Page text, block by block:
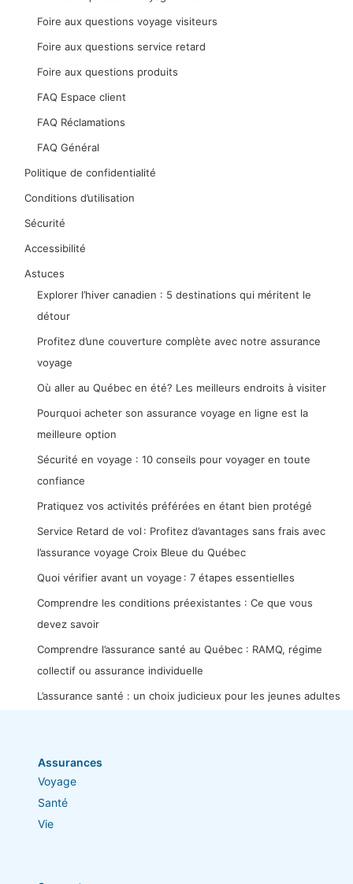
Foire aux questions voyage visiteurs
Foire aux questions service retard
Foire aux questions produits
FAQ Espace client
FAQ Réclamations
FAQ Général
Politique de confidentialité
Conditions d’utilisation
Sécurité
Accessibilité
Astuces
Explorer l’hiver canadien : 5 destinations qui méritent le
détour
Profitez d’une couverture complète avec notre assurance
voyage
Où aller au Québec en été? Les meilleurs endroits à visiter
Pourquoi acheter son assurance voyage en ligne est la
meilleure option
Sécurité en voyage : 10 conseils pour voyager en toute
confiance
Pratiquez vos activités préférées en étant bien protégé
Service Retard de vol : Profitez d’avantages sans frais avec
l’assurance voyage Croix Bleue du Québec
Quoi vérifier avant un voyage : 7 étapes essentielles
Comprendre les conditions préexistantes : Ce que vous
devez savoir
Comprendre l’assurance santé au Québec : RAMQ, régime
collectif ou assurance individuelle
L’assurance santé : un choix judicieux pour les jeunes adultes
Assurances
Voyage
Santé
Vie